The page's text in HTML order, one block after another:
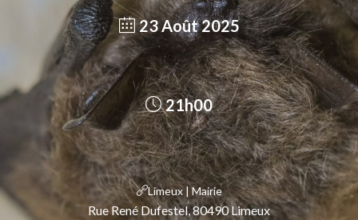
23 Août 2025
21h00
Limeux | Mairie
Rue René Dufestel, 80490 Limeux